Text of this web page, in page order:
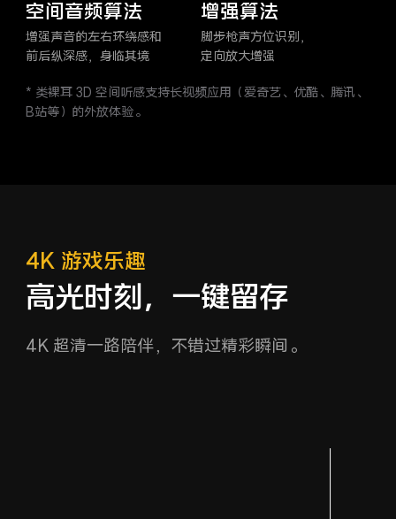
空间音频算法
增强声音的左右环绕感和
前后纵深感，身临其境
增强算法
脚步枪声方位识别，
定向放大增强
* 类裸耳 3D 空间听感支持长视频应用（爱奇艺、优酷、腾讯、
B站等）的外放体验。
4K 游戏乐趣
高光时刻，一键留存
4K 超清一路陪伴，不错过精彩瞬间。